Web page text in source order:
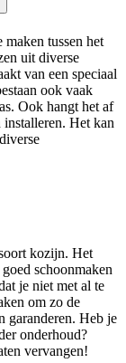
tussen het
uit diverse
van een speciaal
ook vaak
Ook hangt het af
Het kan
kozijn. Het
schoonmaken
je niet met al te
om zo de
garanderen. Heb je
onderhoud?
vervangen!